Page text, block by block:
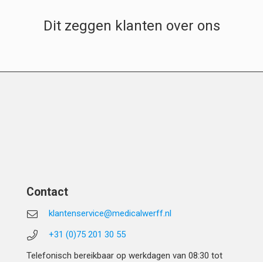
Dit zeggen klanten over ons
Contact
klantenservice@medicalwerff.nl
+31 (0)75 201 30 55
Telefonisch bereikbaar op werkdagen van 08:30 tot